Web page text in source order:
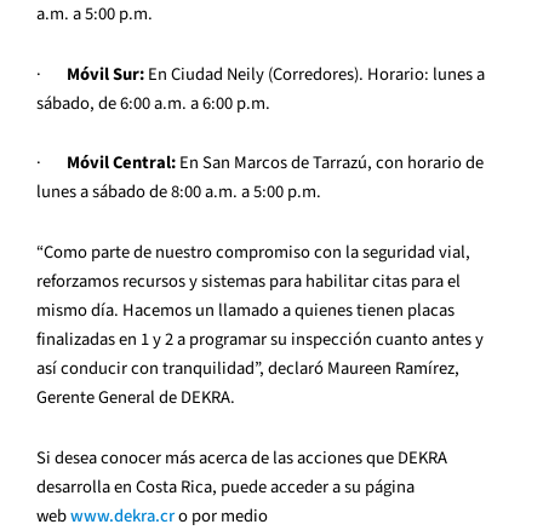
a.m. a 5:00 p.m.
· Móvil Sur:En Ciudad Neily (Corredores). Horario: lunes a
sábado, de 6:00 a.m. a 6:00 p.m.
· Móvil Central:En San Marcos de Tarrazú, con horario de
lunes a sábado de 8:00 a.m. a 5:00 p.m.
“Como parte de nuestro compromiso con la seguridad vial,
reforzamos recursos y sistemas para habilitar citas para el
mismo día. Hacemos un llamado a quienes tienen placas
finalizadas en 1 y 2 a programar su inspección cuanto antes y
así conducir con tranquilidad”, declaró Maureen Ramírez,
Gerente General de DEKRA.
Si desea conocer más acerca de las acciones que DEKRA
desarrolla en Costa Rica, puede acceder a su página
webwww.dekra.cro por medio